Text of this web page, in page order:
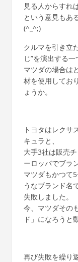
見る人からすれ
という意見もあ
(^_^;)
クルマを引き立
じ”を演出する
マツダの場合は
材を使用してお
ょうか。
トヨタはレクサ
キュラと、
大手3社は販売
ーロッパでブラ
マツダもかつて
うなブランド名
失敗しました。
今、マツダその
ド」になろうと
再び失敗を繰り